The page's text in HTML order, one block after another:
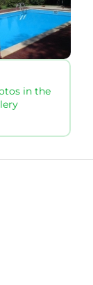
in the